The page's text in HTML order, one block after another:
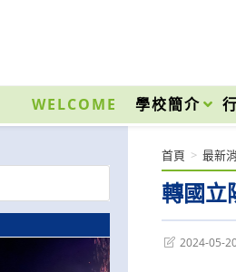
WELCOME 學校簡介
轉國立
首頁 > 最新
Post2024-05-